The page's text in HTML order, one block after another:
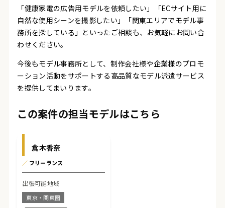
「健康家電の広告用モデルを依頼したい」「ECサイト用に
自然な使用シーンを撮影したい」「関東エリアでモデル事
務所を探している」といったご相談も、お気軽にお問い合
わせください。
今後もモデル事務所として、制作会社様や企業様のプロモ
ーション活動をサポートする高品質なモデル派遣サービス
を提供してまいります。
この案件の担当モデルはこちら
倉木香奈
／ フリーランス
出張可能地域
東京・関東圏